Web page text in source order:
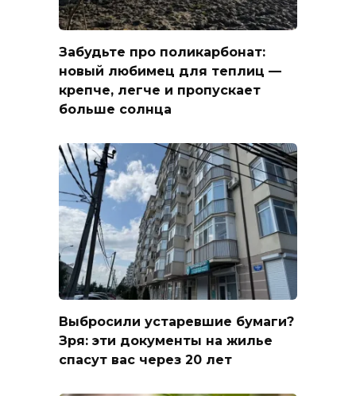
Забудьте про поликарбонат:
новый любимец для теплиц —
крепче, легче и пропускает
больше солнца
Выбросили устаревшие бумаги?
Зря: эти документы на жилье
спасут вас через 20 лет